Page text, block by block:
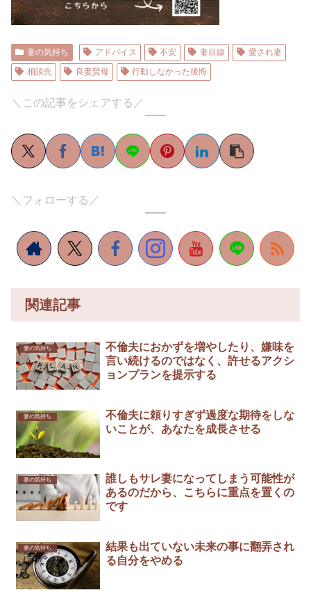
妻の気持ち アドバイス 不安 妻目線
愛され妻
相談先
良妻賢母 行動しなかった後悔
＼この記事をシェアする／
＼フォローする／
関連記事
妻の気持ち
不倫夫におかずを増やしたり、嫌味を
言い続けるのではなく、許せるアクシ
ョンプランを提示する
妻の気持ち
不倫夫に頼りすぎず過度な期待をしな
いことが、あなたを成長させる
妻の気持ち
誰しもサレ妻になってしまう可能性が
あるのだから、こちらに重点を置くの
です
妻の気持ち
結果も出ていない未来の事に翻弄され
る自分をやめる